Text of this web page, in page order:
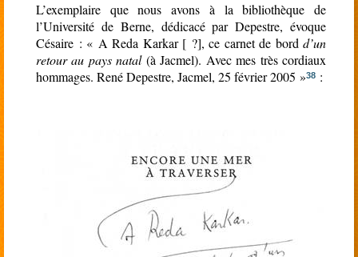
L’exemplaire que nous avons à la bibliothèque de
l’Université de Berne, dédicacé par Depestre, évoque
Césaire : « A Reda Karkar [ ?], ce carnet de bord d’un
retour au pays natal(à Jacmel). Avec mes très cordiaux
hommages. René Depestre, Jacmel, 25 février 2005 »38 :